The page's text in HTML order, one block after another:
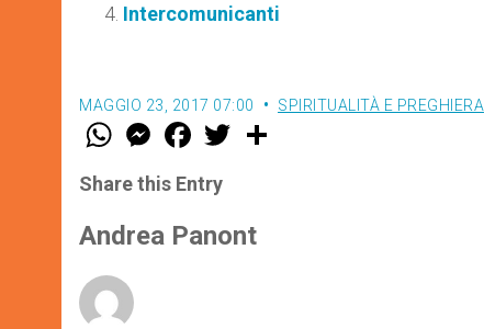
Intercomunicanti
MAGGIO 23, 2017 07:00 SPIRITUALITÀ E PREGHIERA
W
t
s
p
p
M
e
s
e
g
e
F
a
e
b
o
k
w
r
Share this Entry
Andrea Panont